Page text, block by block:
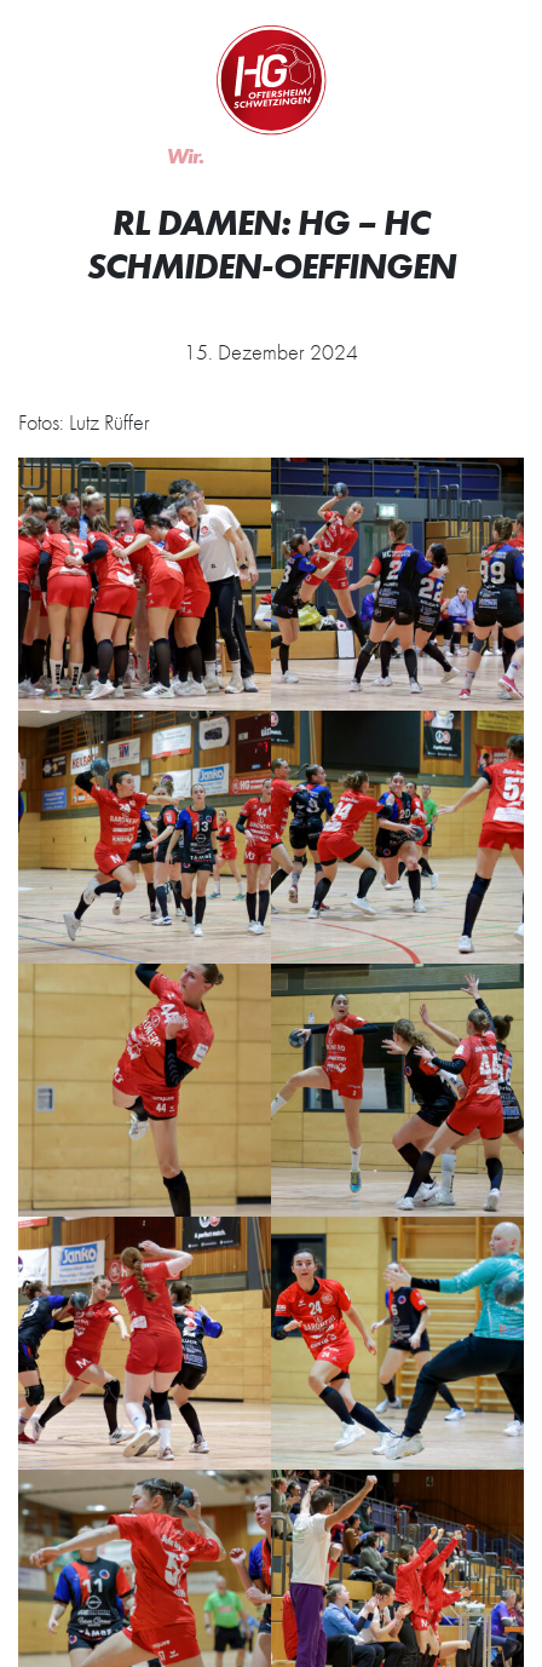
Zur Startseite
Wir.
RL DAMEN: HG – HC
SCHMIDEN-OEFFINGEN
15. Dezember 2024
Fotos: Lutz Rüffer